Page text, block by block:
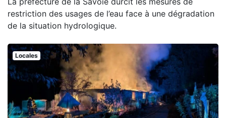
restriction des usages de l’eau face à une dégradation
de la situation hydrologique.
Locales